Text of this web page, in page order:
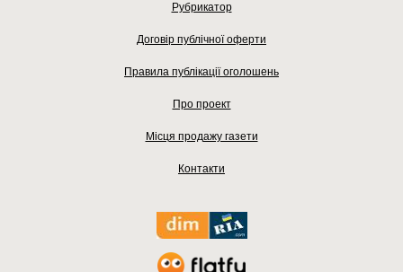
Рубрикатор
Договір публічної оферти
Правила публікації оголошень
Про проект
Місця продажу газети
Контакти